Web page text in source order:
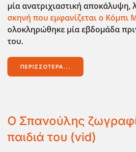
μία ανατριχιαστική αποκάλυψη,
σκηνή που εμφανίζεται ο Κόμπι
ολοκληρώθηκε μία εβδομάδα
του.
ΠΕΡΙΣΣΌΤΕΡΑ...
Ο Σπανούλης
παιδιά του (vid)